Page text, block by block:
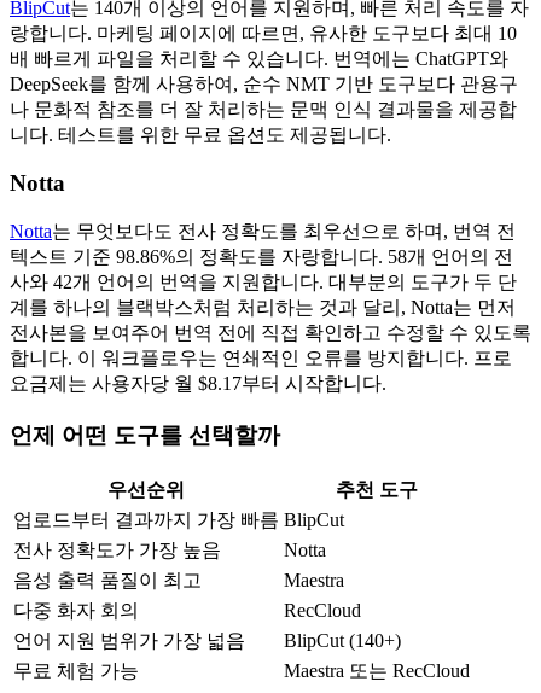
BlipCut는 140개 이상의 언어를 지원하며, 빠른 처리 속도를 자
랑합니다. 마케팅 페이지에 따르면, 유사한 도구보다 최대 10
배 빠르게 파일을 처리할 수 있습니다. 번역에는 ChatGPT와
DeepSeek를 함께 사용하여, 순수 NMT 기반 도구보다 관용구
나 문화적 참조를 더 잘 처리하는 문맥 인식 결과물을 제공합
니다. 테스트를 위한 무료 옵션도 제공됩니다.
Notta
Notta는 무엇보다도 전사 정확도를 최우선으로 하며, 번역 전
텍스트 기준 98.86%의 정확도를 자랑합니다. 58개 언어의 전
사와 42개 언어의 번역을 지원합니다. 대부분의 도구가 두 단
계를 하나의 블랙박스처럼 처리하는 것과 달리, Notta는 먼저
전사본을 보여주어 번역 전에 직접 확인하고 수정할 수 있도록
합니다. 이 워크플로우는 연쇄적인 오류를 방지합니다. 프로
요금제는 사용자당 월 $8.17부터 시작합니다.
언제 어떤 도구를 선택할까
우선순위
추천 도구
업로드부터 결과까지 가장 빠름 BlipCut
전사 정확도가 가장 높음
Notta
음성 출력 품질이 최고
Maestra
다중 화자 회의
RecCloud
언어 지원 범위가 가장 넓음
BlipCut (140+)
무료 체험 가능
Maestra 또는 RecCloud